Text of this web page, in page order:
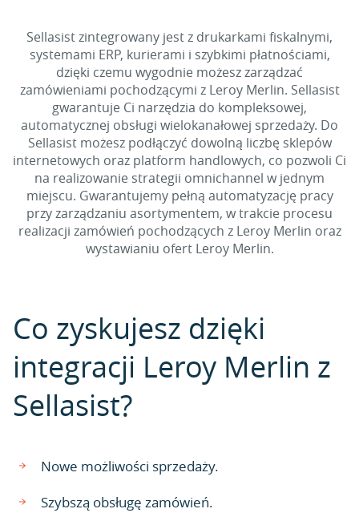
Sellasist zintegrowany jest z drukarkami fiskalnymi,
systemami ERP, kurierami i szybkimi płatnościami,
dzięki czemu wygodnie możesz zarządzać
zamówieniami pochodzącymi z Leroy Merlin. Sellasist
gwarantuje Ci narzędzia do kompleksowej,
automatycznej obsługi wielokanałowej sprzedaży. Do
Sellasist możesz podłączyć dowolną liczbę sklepów
internetowych oraz platform handlowych, co pozwoli Ci
na realizowanie strategii omnichannel w jednym
miejscu. Gwarantujemy pełną automatyzację pracy
przy zarządzaniu asortymentem, w trakcie procesu
realizacji zamówień pochodzących z Leroy Merlin oraz
wystawianiu ofert Leroy Merlin.
Co zyskujesz dzięki
integracji Leroy Merlin z
Sellasist?
Nowe możliwości sprzedaży.
Szybszą obsługę zamówień.